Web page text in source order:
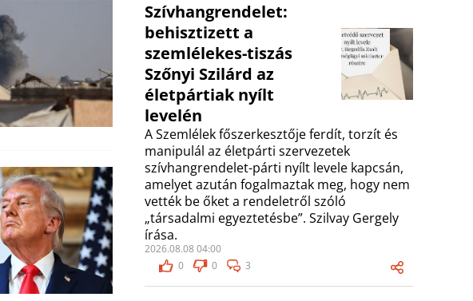
Szívhangrendelet:
behisztizett a
szemlélekes-tiszás
Szőnyi Szilárd az
életpártiak nyílt
levelén
A Szemlélek főszerkesztője ferdít, torzít és
manipulál az életpárti szervezetek
szívhangrendelet-párti nyílt levele kapcsán,
amelyet azután fogalmaztak meg, hogy nem
vették be őket a rendeletről szóló
„társadalmi egyeztetésbe”. Szilvay Gergely
írása.
2026.08.08 04:00
0
0 3